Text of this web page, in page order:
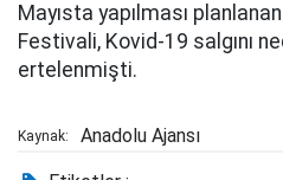
Mayısta yapılması
Festivali, Kovid-19 salgını
ertelenmişti.
Kaynak: Anadolu Ajansı